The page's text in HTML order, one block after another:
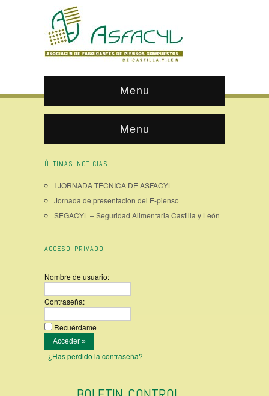
Menu
Menu
ÚLTIMAS NOTICIAS
I JORNADA TÉCNICA DE ASFACYL
Jornada de presentacion del E-pienso
SEGACYL – Seguridad Alimentaria Castilla y León
ACCESO PRIVADO
Nombre de usuario:
Contraseña:
Recuérdame
¿Has perdido la contraseña?